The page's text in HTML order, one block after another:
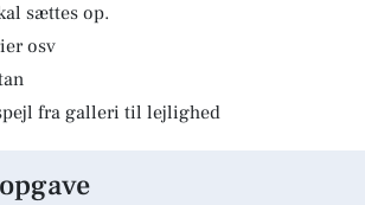
sættes op.
osv
fra galleri til lejlighed